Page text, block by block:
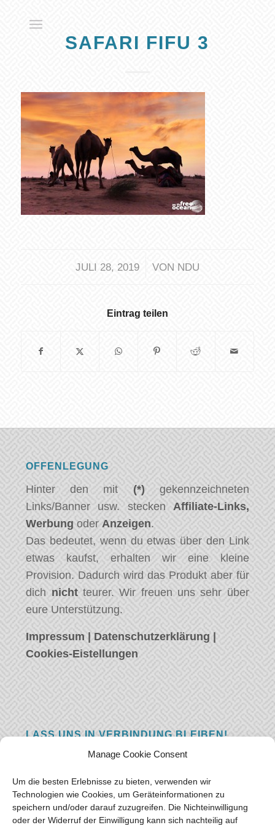
Manage Cookie Consent
Um die besten Erlebnisse zu bieten, verwenden wir
Technologien wie Cookies, um Geräteinformationen zu
speichern und/oder darauf zuzugreifen. Die Nichteinwilligung
oder der Widerruf der Einwilligung kann sich nachteilig auf
SAFARI FIFU 3
JULI 28, 2019
/ VON NDU
Eintrag teilen
OFFENLEGUNG
Hinter den mit (*) gekennzeichneten
Links/Banner usw. stecken Affiliate-Links,
Werbung oderAnzeigen.
Das bedeutet, wenn du etwas über den Link
etwas kaufst, erhalten wir eine kleine
Provision. Dadurch wird das Produkt aber für
dich nichtteurer. Wir freuen uns sehr über
eure Unterstützung.
Impressum | Datenschutzerklärung |
Cookies-Eistellungen
LASS UNS IN VERBINDUNG BLEIBEN!
Hast eine Frage, einen Kommentar, oder
von euch hören! Hinterlasse uns eine
Nachricht und wir werden so schnell wie